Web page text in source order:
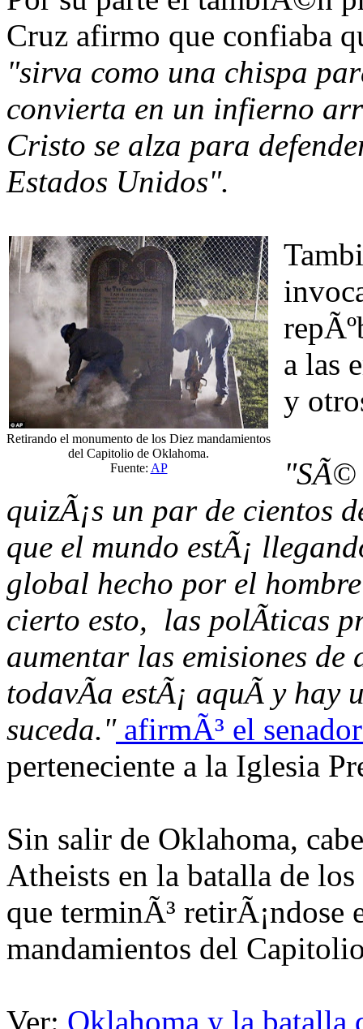
Cruz afirmo que confiaba
"sirva como una chispa
convierta en un infierno
Cristo se alza para
Estados Unidos".
Retirando el monumento de los Diez mandamientos
del Capitolio de Oklahoma.
Fuente: AP
a las
y
"SÃ©
quizÃ¡s un par de cientos
que el mundo estÃ¡
global hecho por el
cierto esto, las polÃ­ticas
aumentar las emisiones
todavÃ­a estÃ¡ aquÃ­ y hay
suceda." afirmÃ³ el
perteneciente a la Iglesia
Sin salir de Oklahoma,
Atheists en la batalla de
que terminÃ³ retirÃ¡ndose
mandamientos del
Ver: Oklahoma y la batalla